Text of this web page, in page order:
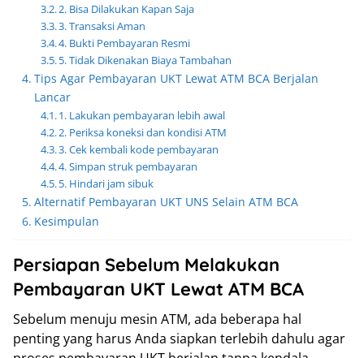
2. Bisa Dilakukan Kapan Saja
3. Transaksi Aman
4. Bukti Pembayaran Resmi
5. Tidak Dikenakan Biaya Tambahan
Tips Agar Pembayaran UKT Lewat ATM BCA Berjalan
Lancar
1. Lakukan pembayaran lebih awal
2. Periksa koneksi dan kondisi ATM
3. Cek kembali kode pembayaran
4. Simpan struk pembayaran
5. Hindari jam sibuk
Alternatif Pembayaran UKT UNS Selain ATM BCA
Kesimpulan
Persiapan Sebelum Melakukan
Pembayaran UKT Lewat ATM BCA
Sebelum menuju mesin ATM, ada beberapa hal
penting yang harus Anda siapkan terlebih dahulu agar